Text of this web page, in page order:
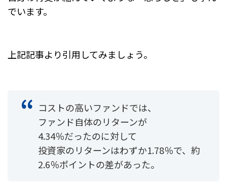
でいます。
上記記事より引用してみましょう。
コストの高いファンドでは、
ファンド自体のリターンが
4.34％だったのに対して
投資家のリターンはわずか1.78％で、約
2.6％ポイントの差があった。